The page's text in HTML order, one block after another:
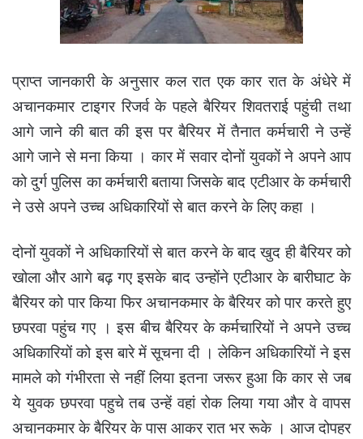
प्राप्त जानकारी के अनुसार कल रात एक कार रात के अंधेरे में
अचानकमार टाइगर रिजर्व के पहले बैरियर शिवतराई पहुंची तथा
आगे जाने की बात की इस पर बैरियर में तैनात कर्मचारी ने उन्हें
आगे जाने से मना किया । कार में सवार दोनों युवकों ने अपने आप
को दुर्ग पुलिस का कर्मचारी बताया जिसके बाद एटीआर के कर्मचारी
ने उसे अपने उच्च अधिकारियों से बात करने के लिए कहा ।
दोनों युवकों ने अधिकारियों से बात करने के बाद खुद ही बैरियर को
खोला और आगे बढ़ गए इसके बाद उन्होंने एटीआर के बारीघाट के
बैरियर को पार किया फिर अचानकमार के बैरियर को पार करते हुए
छपरवा पहुंच गए । इस बीच बैरियर के कर्मचारियों ने अपने उच्च
अधिकारियों को इस बारे में सूचना दी । लेकिन अधिकारियों ने इस
मामले को गंभीरता से नहीं लिया इतना जरूर हुआ कि कार से जब
ये युवक छपरवा पहुचे तब उन्हें वहां रोक लिया गया और वे वापस
अचानकमार के बैरियर के पास आकर रात भर रूके । आज दोपहर